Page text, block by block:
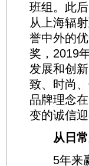
班组。此
从上海辐
誉中外的
奖，2019
发展和创
致、时尚
品牌理念
变的诚信迎
从日
5年来赢